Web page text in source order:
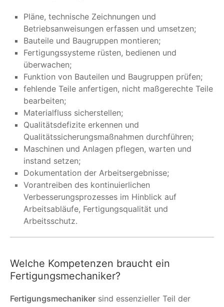
Pläne, technische Zeichnungen und
Betriebsanweisungen erfassen und umsetzen;
Bauteile und Baugruppen montieren;
Fertigungssysteme rüsten, bedienen und
überwachen;
Funktion von Bauteilen und Baugruppen prüfen;
fehlende Teile anfertigen, nicht maßgerechte Teile
bearbeiten;
Materialfluss sicherstellen;
Qualitätsdefizite erkennen und
Qualitätssicherungsmaßnahmen durchführen;
Maschinen und Anlagen pflegen, warten und
instand setzen;
Dokumentation der Arbeitsergebnisse;
Vorantreiben des kontinuierlichen
Verbesserungsprozesses im Hinblick auf
Arbeitsabläufe, Fertigungsqualität und
Arbeitsschutz.
Welche Kompetenzen braucht ein
Fertigungsmechaniker?
Fertigungsmechaniker sind essenzieller Teil der